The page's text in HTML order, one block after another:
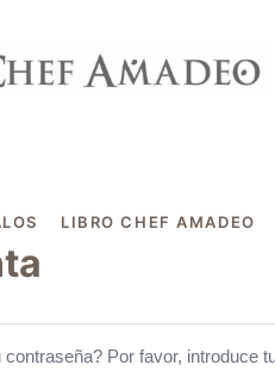
LIBRO CHEF AMADEO
contraseña? Por favor, introduce